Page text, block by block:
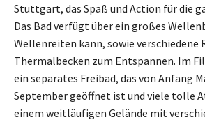
Stuttgart, das Spaß und Action für die
Das Bad verfügt über ein großes
Wellenreiten kann, sowie verschiedene
Thermalbecken zum Entspannen. Im
ein separates Freibad, das von Anfang
September geöffnet ist und viele tolle
einem weitläufigen Gelände mit